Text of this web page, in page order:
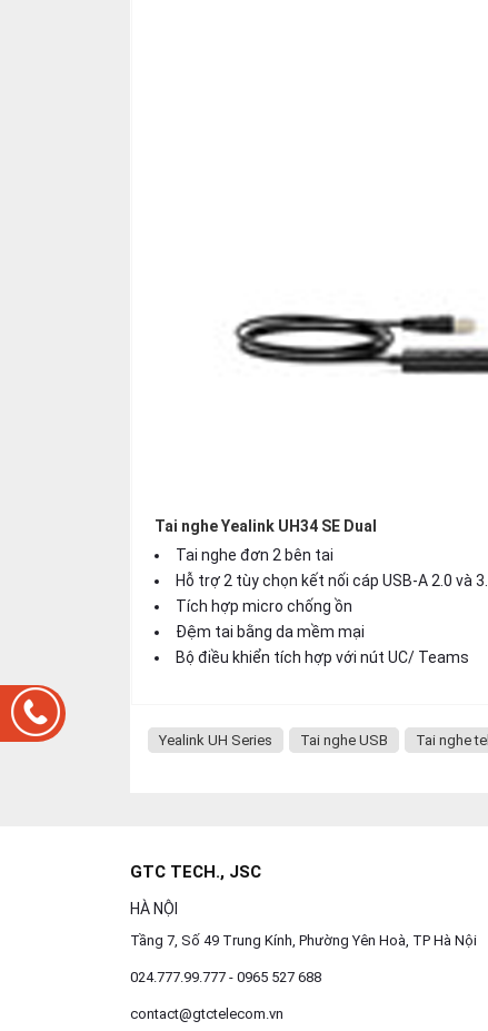
Tai nghe Yealink UH34 SE Dual
Tai nghe đơn 2 bên tai
Hỗ trợ 2 tùy chọn kết nối cáp USB-A 2.0 và
Tích hợp micro chống ồn
Đệm tai bằng da mềm mại
Bộ điều khiển tích hợp với nút UC/ Teams
Yealink UH Series Tai nghe USB Tai nghe
GTC TECH., JSC
HÀ NỘI
Tầng 7, Số 49 Trung Kính, Phường Yên Hoà, TP Hà Nội
024.777.99.777 - 0965 527 688
contact@gtctelecom.vn